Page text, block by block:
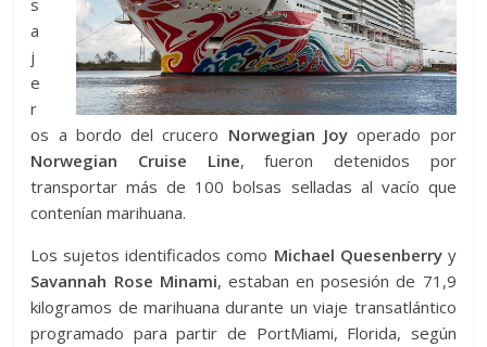
s
a
j
e
r
os a bordo del crucero Norwegian Joy operado por
Norwegian Cruise Line, fueron detenidos por
transportar más de 100 bolsas selladas al vacío que
contenían marihuana.
Los sujetos identificados como Michael Quesenberryy
Savannah Rose Minami, estaban en posesión de 71,9
kilogramos de marihuana durante un viaje transatlántico
programado para partir de PortMiami, Florida, según